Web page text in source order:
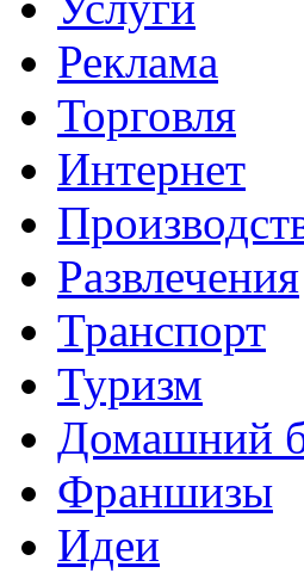
Реклама
Торговля
Интернет
Развлечения
Транспорт
Туризм
Домашний
Франшизы
Идеи